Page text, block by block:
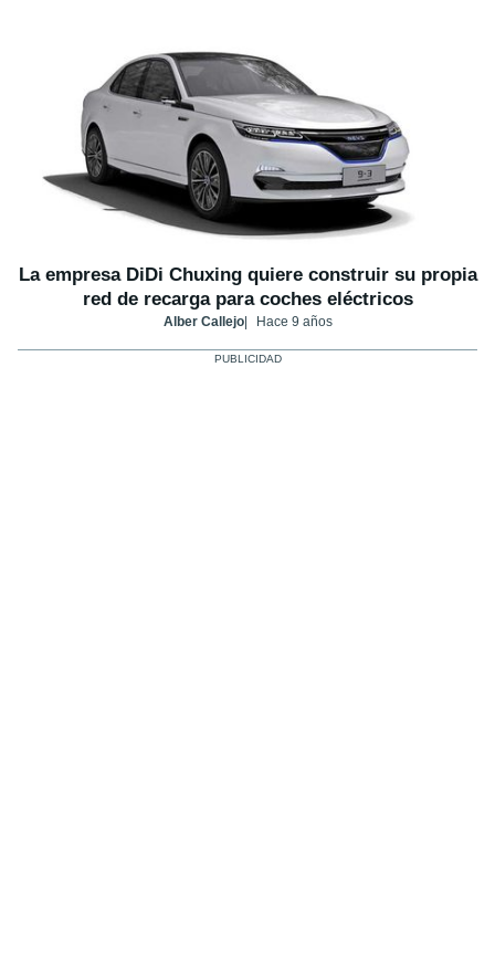
La empresa DiDi Chuxing quiere construir su propia
red de recarga para coches eléctricos
Alber Callejo Hace 9 años